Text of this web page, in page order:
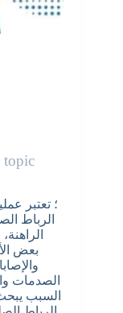
topic
الرباط
بعض
الصدمات
السبب